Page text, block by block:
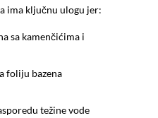
ima ključnu ulogu jer:
sa kamenčićima i
foliju bazena
težine vode